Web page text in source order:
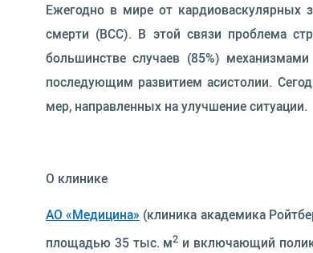
Ежегодно в мире от кардиоваскулярных
смерти (ВСС). В этой связи проблема
большинстве случаев (85%)
последующим развитием асистолии.
мер, направленных на улучшение ситуации.
О клинике
АО «Медицина» (клиника академика
площадью 35 тыс. м2 и включающий